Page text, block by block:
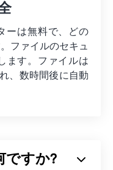
ーは無料で、どの
ファイルのセキュ
ます。ファイルは
、数時間後に自動
ですか?